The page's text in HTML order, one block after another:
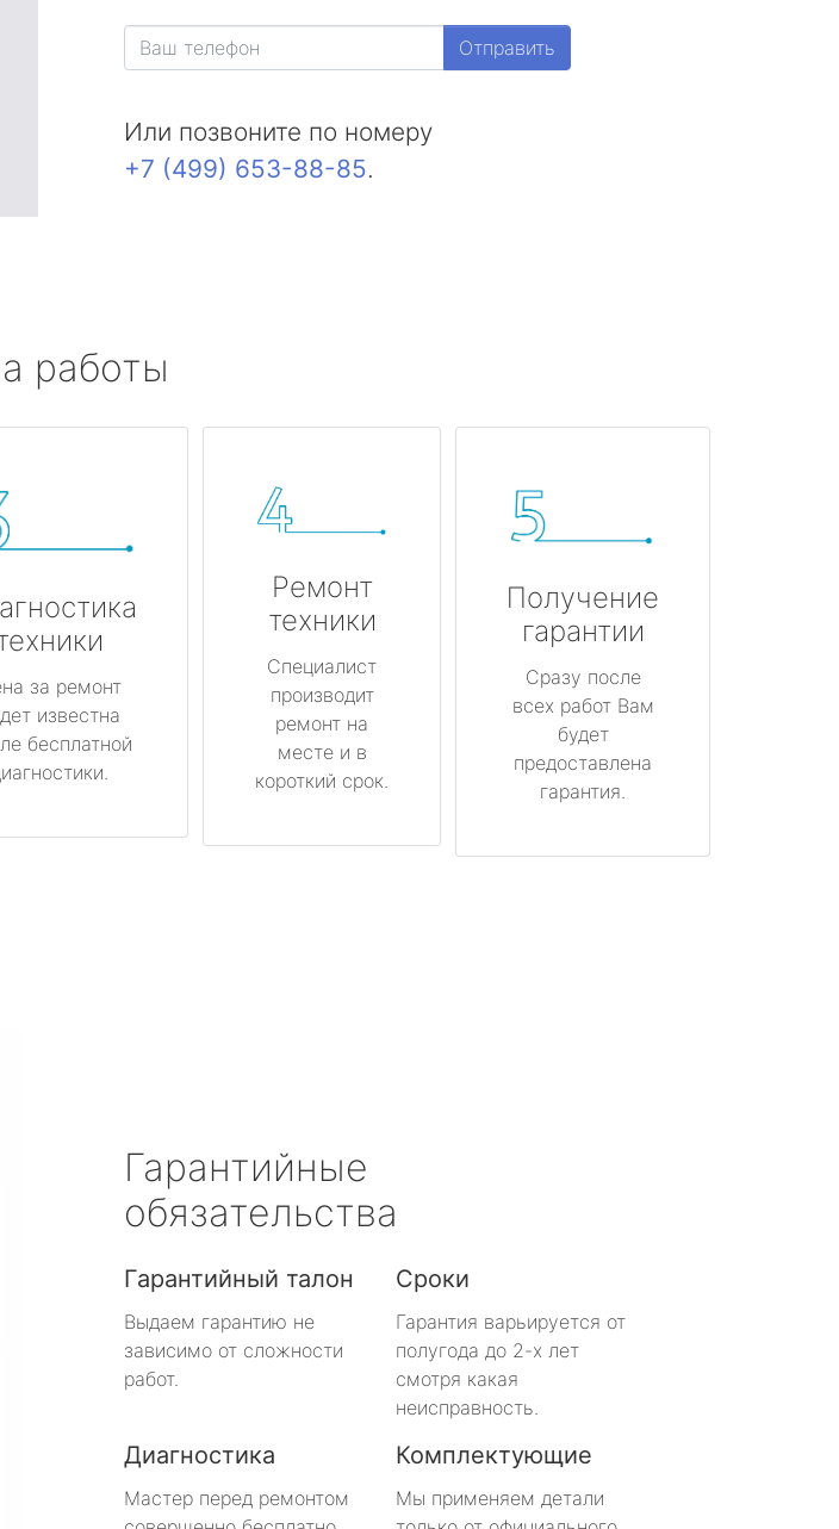
Отправить
Или позвоните по номеру
+7 (499) 653-88-85.
работы
за ремонт
известна
бесплатной
Ремонт
техники
Специалист
производит
ремонт на
месте и в
короткий срок.
Получение
гарантии
Сразу после
всех работ Вам
будет
предоставлена
гарантия.
Гарантийные
обязательства
Гарантийный талон
Выдаем гарантию не
зависимо от сложности
работ.
Сроки
Гарантия варьируется от
полугода до 2-х лет
смотря какая
неисправность.
Диагностика
Мастер перед ремонтом
Комплектующие
Мы применяем детали